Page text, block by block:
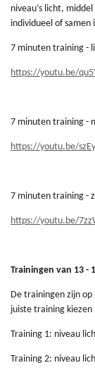
niveau’s licht,
individueel of
7 minuten training -
https://youtu.be/
7 minuten training -
https://youtu.be/
7 minuten training -
https://youtu.be/
Trainingen van 13 -
De trainingen zijn
juiste training kiezen
Training 1: niveau
Training 2: niveau